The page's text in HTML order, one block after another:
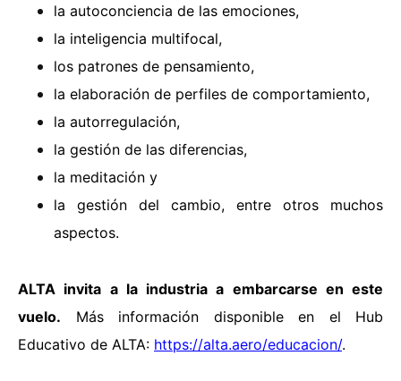
la autoconciencia de las emociones,
la inteligencia multifocal,
los patrones de pensamiento,
la elaboración de perfiles de comportamiento,
la autorregulación,
la gestión de las diferencias,
la meditación y
la gestión del cambio, entre otros muchos
aspectos.
ALTA invita a la industria a embarcarse en este
vuelo. Más información disponible en el Hub
Educativo de ALTA: https://alta.aero/educacion/.